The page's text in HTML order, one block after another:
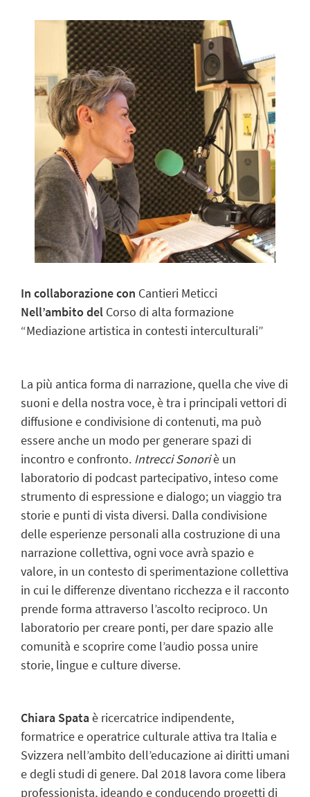
In collaborazione con Cantieri Meticci
Nell’ambito del Corso di alta formazione
“Mediazione artistica in contesti interculturali”
La più antica forma di narrazione, quella che vive di
suoni e della nostra voce, è tra i principali vettori di
diffusione e condivisione di contenuti, ma può
essere anche un modo per generare spazi di
incontro e confronto. Intrecci Sonoriè un
laboratorio di podcast partecipativo, inteso come
strumento di espressione e dialogo; un viaggio tra
storie e punti di vista diversi. Dalla condivisione
delle esperienze personali alla costruzione di una
narrazione collettiva, ogni voce avrà spazio e
valore, in un contesto di sperimentazione collettiva
in cui le differenze diventano ricchezza e il racconto
prende forma attraverso l’ascolto reciproco. Un
laboratorio per creare ponti, per dare spazio alle
comunità e scoprire come l’audio possa unire
storie, lingue e culture diverse.
Chiara Spataè ricercatrice indipendente,
formatrice e operatrice culturale attiva tra Italia e
Svizzera nell’ambito dell’educazione ai diritti umani
e degli studi di genere. Dal 2018 lavora come libera
professionista, ideando e conducendo progetti di